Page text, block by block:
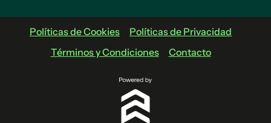
Políticas de Cookies
Políticas de Privacidad
Términos y Condiciones
Contacto